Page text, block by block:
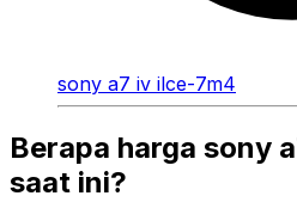
sony a7 iv ilce-7m4
Berapa harga sony
saat ini?